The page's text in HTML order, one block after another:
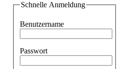
Schnelle Anmeldung
Benutzername
Passwort